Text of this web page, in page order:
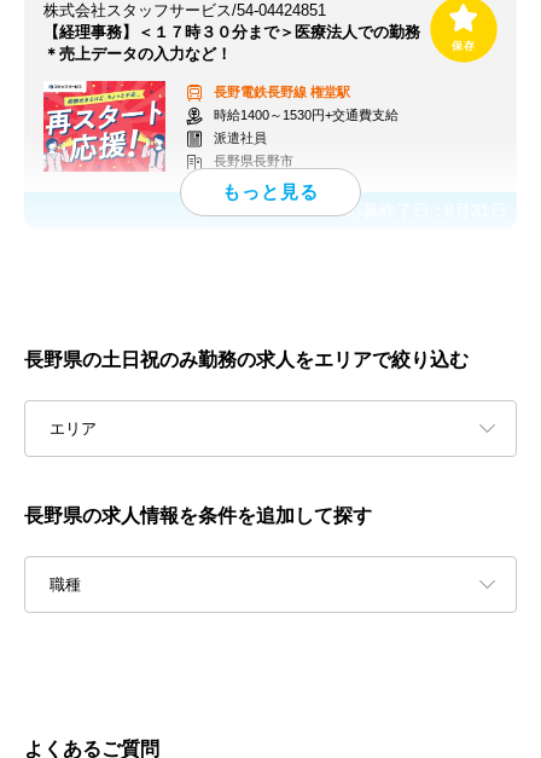
株式会社スタッフサービス/54-04424851
【経理事務】＜１７時３０分まで＞医療法人での勤務
＊売上データの入力など！
長野電鉄長野線 権堂駅
時給1400～1530円+交通費支給
派遣社員
長野県長野市
応募終了日：
長野県の土日祝のみ勤務の求人をエリアで絞り込む
エリア
長野県の求人情報を条件を追加して探す
職種
よくあるご質問